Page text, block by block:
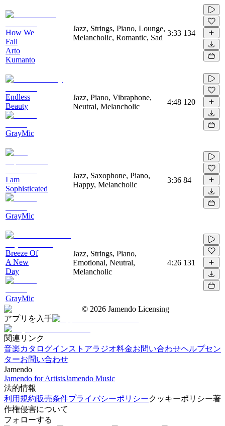
How We
Fall
Arto
Kumanto
Jazz, Strings, Piano, Lounge,
Melancholic, Romantic, Sad
3:33 134
Endless
Beauty
GrayMic
Jazz, Piano, Vibraphone,
Neutral, Melancholic
4:48 120
I am
Sophisticated
GrayMic
Jazz, Saxophone, Piano,
Happy, Melancholic
3:36 84
Breeze Of
A New
Day
GrayMic
Jazz, Strings, Piano,
Emotional, Neutral,
Melancholic
4:26 131
© 2026 Jamendo Licensing
アプリを入手
関連リンク
音楽カタログインストアラジオ料金お問い合わせヘルプセン
ターお問い合わせ
Jamendo
Jamendo for ArtistsJamendo Music
法的情報
利用規約販売条件プライバシーポリシークッキーポリシー著
作権侵害について
フォローする